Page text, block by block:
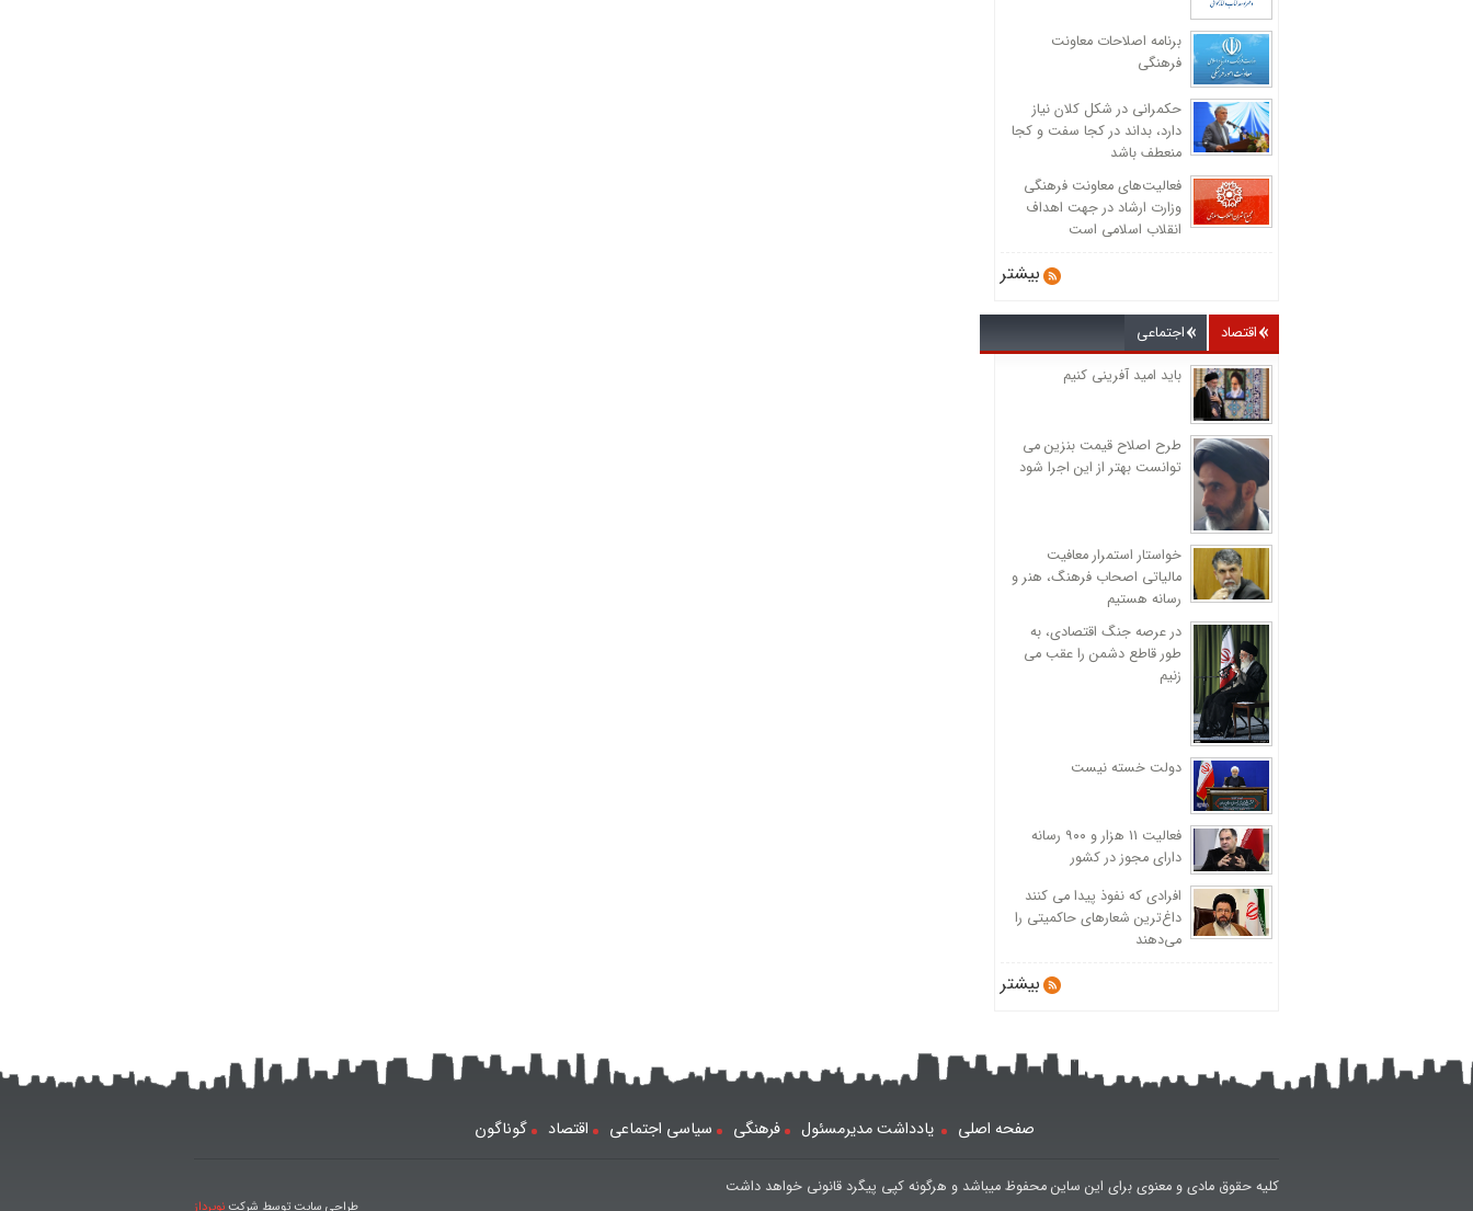
برنامه اصلاحات معاونت
فرهنگی
حکمرانی در شکل کلان نیاز
دارد، بداند در کجا سفت و کجا
منعطف باشد
فعالیت‌های معاونت فرهنگی
وزارت ارشاد در جهت اهداف
انقلاب اسلامی است
بیشتر
اقتصاد اجتماعی
باید امید آفرینی کنیم
طرح اصلاح قیمت بنزین می
توانست بهتر از این اجرا شود
خواستار استمرار معافیت
مالیاتی اصحاب فرهنگ، هنر و
رسانه هستیم
در عرصه جنگ اقتصادی، به
طور قاطع دشمن را عقب می
زنیم
دولت خسته نیست
فعالیت 11 هزار و ۹۰۰ رسانه
دارای مجوز در کشور
افرادی که نفوذ پیدا می کنند
داغ‌ترین شعارهای حاکمیتی را
می‌دهند
بیشتر
صفحه اصلی یادداشت مدیرمسئول فرهنگی سیاسی اجتماعی اقتصاد گوناگون
کلیه حقوق مادی و معنوی برای این ساین محفوظ میباشد و هرگونه کپی پیگرد قانونی خواهد داشت
طراحی سایت توسط شرکتنوپرداز